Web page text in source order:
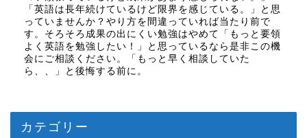
「英語は長年続けているけど限界を感じている。」と思
っていませんか？やり方を間違っていれば当たり前で
す。そろそろ成果の出にくい勉強はやめて「もっと要領
よく英語を勉強したい！」と思っているなら是非この機
会にご相談ください。「もっと早く相談していた
ら、、」と後悔する前に。
カテゴリー